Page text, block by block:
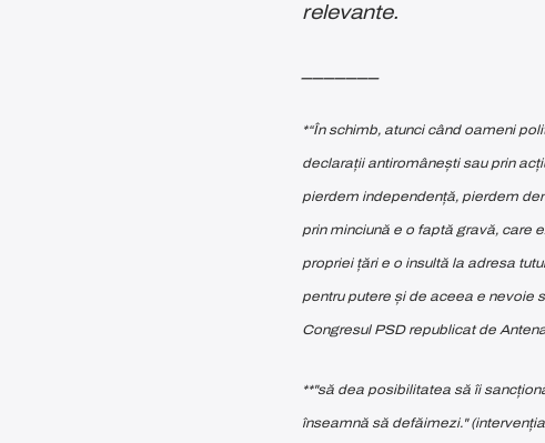
relevante.
*“În schimb, atunci când oameni
declarații antiromânești sau prin
pierdem independență, pierdem
prin minciună e o faptă gravă, care
propriei țări e o insultă la adresa
pentru putere și de aceea e nevoie
Congresul PSD republicat de
**"să dea posibilitatea să îi
înseamnă să defăimezi."